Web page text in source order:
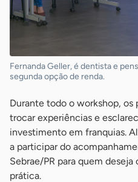
Fernanda Geller, é dentista e
segunda opção de renda.
Durante todo o workshop,
trocar experiências e
investimento em franquias.
a participar do
Sebrae/PR para quem
prática.